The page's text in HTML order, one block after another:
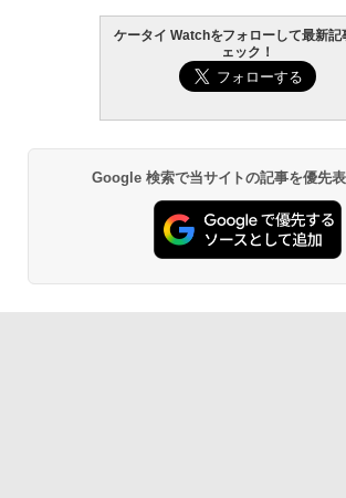
ケータイ Watchをフォローして最新記
ェック！
Google 検索で当サイトの記事を優先